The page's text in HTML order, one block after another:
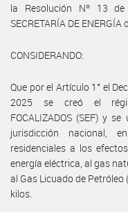
la Resolución Nº 13
SECRETARÍA DE ENERGÍA
CONSIDERANDO:
Que por el Artículo 1° el
2025 se creó el
FOCALIZADOS (SEF) y
jurisdicción nacional,
residenciales a los
energía eléctrica, al gas
al Gas Licuado de Petróleo
kilos.